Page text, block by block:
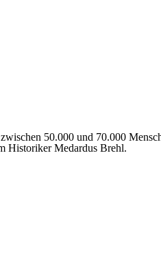
50.000 und 70.000
Historiker Medardus Brehl.